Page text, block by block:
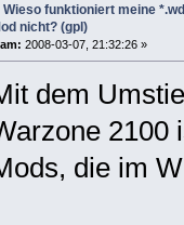
Wieso funktioniert meine
nicht? (gpl)
am: 2008-03-07, 21:32:26 »
dem
2100
die im